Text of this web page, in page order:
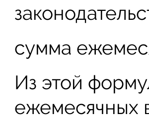
сумма
Из этой
ежемесячных